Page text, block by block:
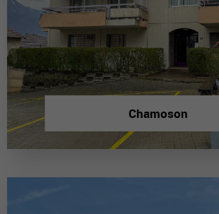
Chamoson